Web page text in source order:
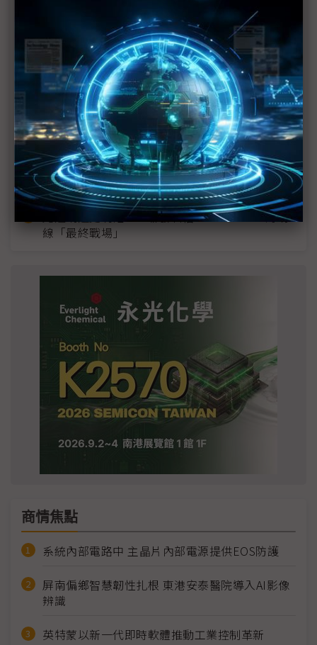
MLCC訂單過熱、出貨比創高 村田示警全球AI基
建熱潮將趨緩
2027全年記憶體產能提前售罄 買家「祕而不
宣」只怕買不夠
英特爾EMIB良率達標 聯發科第2代ASIC產品
2028準時量產
SpaceX晶片採購大轉向 Elon Musk捨超微全面
採用NVIDIA
光進銅退更明確？ 聯發科估SerDes 448G為銅
線「最終戰場」
商情焦點
系統內部電路中 主晶片內部電源提供EOS防護
屏南偏鄉智慧韌性扎根 東港安泰醫院導入AI影像
辨識
英特蒙以新一代即時軟體推動工業控制革新